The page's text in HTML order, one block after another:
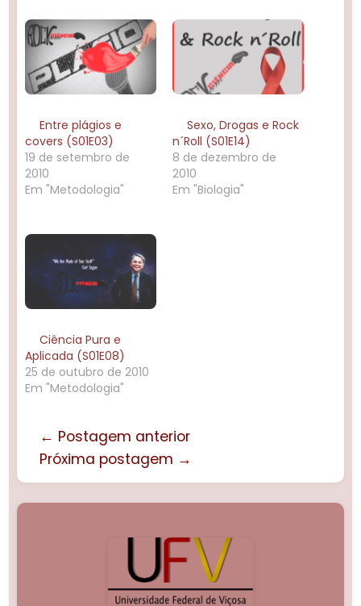
Entre plágios e
covers (S01E03)
19 de setembro de
2010
Em "Metodologia"
Sexo, Drogas e Rock
n´Roll (S01E14)
8 de dezembro de
2010
Em "Biologia"
Ciência Pura e
Aplicada (S01E08)
25 de outubro de 2010
Em "Metodologia"
← Postagem anterior
Próxima postagem →